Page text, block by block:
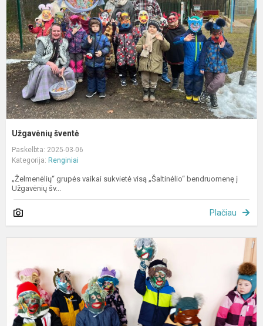
Užgavėnių šventė
Paskelbta: 2025-03-06
Kategorija: Renginiai
„Želmenėlių“ grupės vaikai sukvietė visą „Šaltinėlio“ bendruomenę į
Užgavėnių šv...
Plačiau